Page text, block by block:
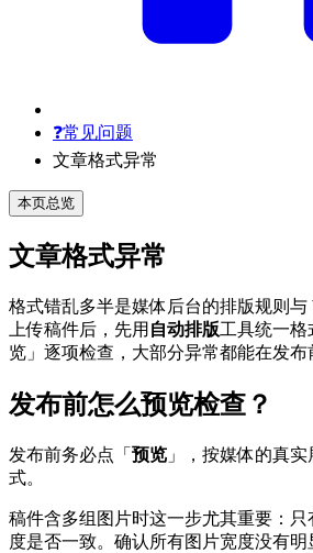
❓️常见问题
文章格式异常
本页总览
文章格式异常
格式错乱多半是媒体后台的排版规则与
上传稿件后，先用 自动排版工具统一格
览」逐项检查，大部分异常都能在发布
发布前怎么预览检查？
发布前务必点「 预览 」，按媒体的真
式。
稿件含多组图片时这一步尤其重要：
度是否一致。确认所有图片宽度没有